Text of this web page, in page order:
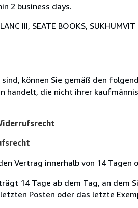
2 business days.
III, SEATE BOOKS, SUKHUMVIT
sind, können Sie gemäß den
handelt, die nicht ihrer
Vertrag innerhalb von 14 Tagen
14 Tage ab dem Tag, an dem
Posten oder das letzte